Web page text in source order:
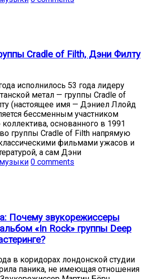
Cradle of Filth, Дэни Филту
исполнилось 53 года лидеру
метал — группы Cradle of
(настоящее имя — Дэниел Ллойд
бессменным участником
основанного в 1991
группы Cradle of Filth напрямую
фильмами ужасов и
а сам Дэни
0 comments
Почему звукорежиссеры
«In Rock» группы Deep
в коридорах лондонской студии
паника, не имеющая отношения